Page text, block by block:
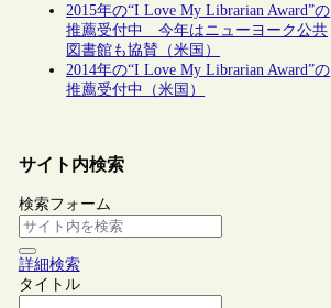
2015年の“I Love My Librarian Award”の
推薦受付中 今年はニューヨーク公共
図書館も協賛（米国）
2014年の“I Love My Librarian Award”の
推薦受付中（米国）
サイト内検索
検索フォーム
詳細検索
タイトル